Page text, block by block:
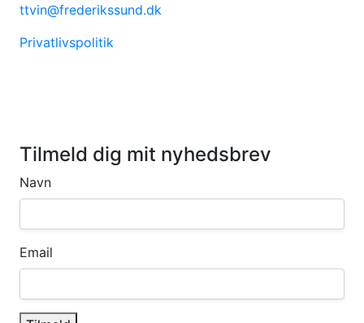
ttvin@frederikssund.dk
Privatlivspolitik
Tilmeld dig mit nyhedsbrev
Navn
Email